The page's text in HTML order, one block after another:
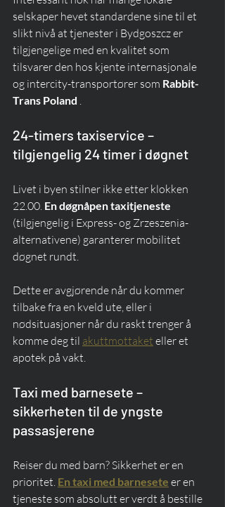
selskaper hevet standardene sine til et
slikt nivå at tjenester i Bydgoszcz er
tilgjengelige med en kvalitet som
tilsvarer den hos kjente internasjonale
og intercity-transportører som Rabbit-
Trans Poland
24-timers taxiservice –
tilgjengelig 24 timer i døgnet
Livet i byen stilner ikke etter klokken
22.00. En døgnåpen taxitjeneste
(tilgjengelig i Express- og Zrzeszenia-
alternativene) garanterer mobilitet
døgnet rundt.
Dette er avgjørende når du kommer
tilbake fra en kveld ute, eller i
nødsituasjoner når du raskt trenger å
komme deg til akuttmottaket eller et
apotek på vakt.
Taxi med barnesete –
sikkerheten til de yngste
passasjerene
Reiser du med barn? Sikkerhet er en
prioritet. En taxi med barnesete er en
tjeneste som absolutt er verdt å bestille